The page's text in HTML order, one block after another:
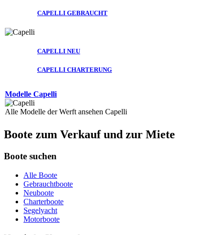
CAPELLI GEBRAUCHT
CAPELLI NEU
CAPELLI CHARTERUNG
Modelle Capelli
Alle Modelle der Werft ansehen Capelli
Boote zum Verkauf und zur Miete
Boote suchen
Alle Boote
Gebrauchtboote
Neuboote
Charterboote
Segelyacht
Motorboote